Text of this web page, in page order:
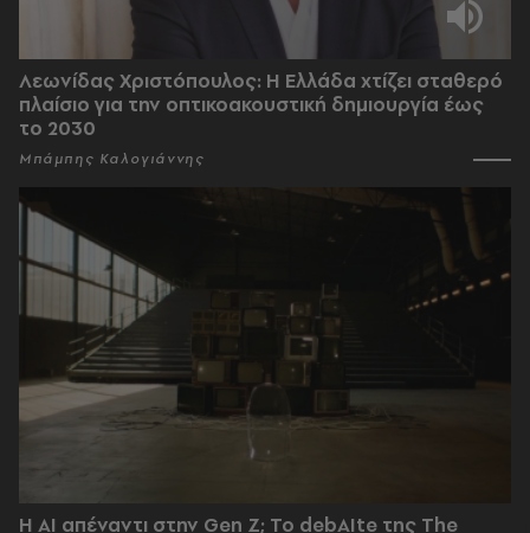
Λεωνίδας Χριστόπουλος: Η Ελλάδα χτίζει σταθερό
πλαίσιο για την οπτικοακουστική δημιουργία έως
το 2030
Μπάμπης Καλογιάννης
Η AI απέναντι στην Gen Z; Το debAIte της The